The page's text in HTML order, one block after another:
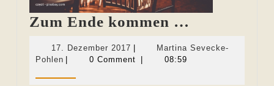
Zum Ende kommen …
17. Dezember 2017 17.
Dezember
|
Martina Sevecke-
Pohlen Martina
Pohlen
| 0 Comment | 08:59